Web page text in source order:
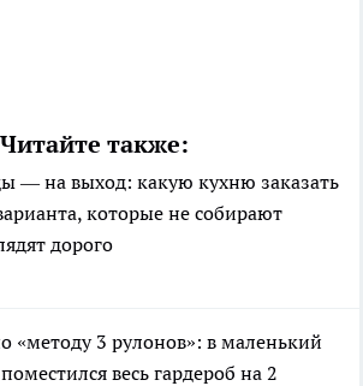
Читайте также:
— на выход: какую кухню заказать
которые не собирают
дорого
«методу 3 рулонов»: в маленький
весь гардероб на 2